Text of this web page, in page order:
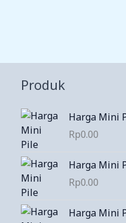
Produk
Harga Mini
Rp0.00
Harga Mini
Rp0.00
Harga Mini